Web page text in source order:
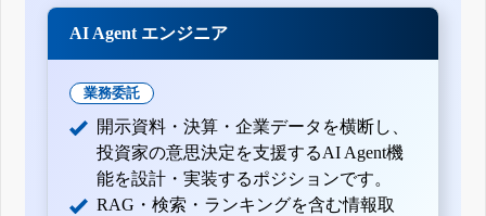
AI Agent エンジニア
業務委託
開示資料・決算・企業データを横断し、
投資家の意思決定を支援するAI Agent機
能を設計・実装するポジションです。
RAG・検索・ランキングを含む情報取